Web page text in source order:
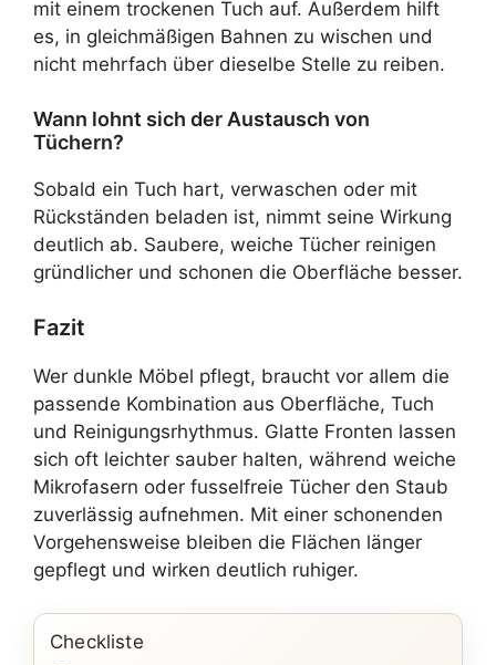
mit einem trockenen Tuch auf. Außerdem hilft
es, in gleichmäßigen Bahnen zu wischen und
nicht mehrfach über dieselbe Stelle zu reiben.
Wann lohnt sich der Austausch von
Tüchern?
Sobald ein Tuch hart, verwaschen oder mit
Rückständen beladen ist, nimmt seine Wirkung
deutlich ab. Saubere, weiche Tücher reinigen
gründlicher und schonen die Oberfläche besser.
Fazit
Wer dunkle Möbel pflegt, braucht vor allem die
passende Kombination aus Oberfläche, Tuch
und Reinigungsrhythmus. Glatte Fronten lassen
sich oft leichter sauber halten, während weiche
Mikrofasern oder fusselfreie Tücher den Staub
zuverlässig aufnehmen. Mit einer schonenden
Vorgehensweise bleiben die Flächen länger
gepflegt und wirken deutlich ruhiger.
Checkliste